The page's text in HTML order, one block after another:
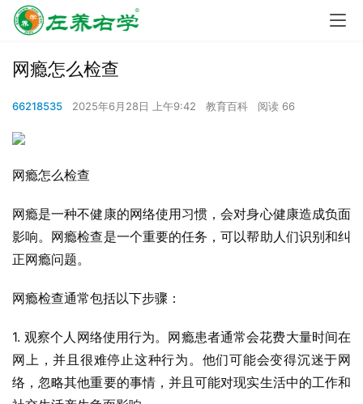
网瘾怎么检查
66218535 2025年6月28日 上午9:42 教育百科 阅读 66
网瘾怎么检查
网瘾是一种不健康的网络使用习惯，会对身心健康造成负面
影响。网瘾检查是一个重要的任务，可以帮助人们识别和纠
正网瘾问题。
网瘾检查通常包括以下步骤：
1. 观察个人网络使用行为。网瘾患者通常会花费大量时间在
网上，并且很难停止这种行为。他们可能会变得沉迷于网
络，忽略其他重要的事情，并且可能对现实生活中的工作和